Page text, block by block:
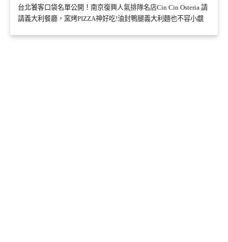
台北饕客口袋名單公開！南京復興人氣排隊名店Cin Cin Osteria 請
請義大利餐廳，窯烤PIZZA神好吃!油封鴨腿義大利麵也不容小覷